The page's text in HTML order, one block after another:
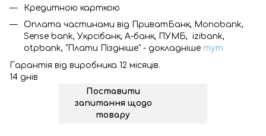
Кредитною карткою
Оплата частинами від ПриватБанк, Monobank,
Sense bank, Укрсібанк, А-банк, ПУМБ, izibank,
otpbank, "Плати Піздніше" - докладніше тут
Гарантія від виробника 12 місяців.
14 днів
Поставити
запитання щодо
товару